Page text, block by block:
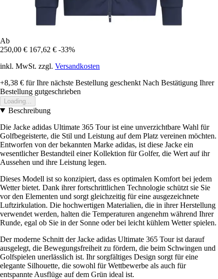
Ab
250,00 € 167,62 € -33%
inkl. MwSt. zzgl. Versandkosten
+8,38 € für Ihre nächste Bestellung geschenkt Nach Bestätigung Ihrer
Bestellung gutgeschrieben
Loading...
Beschreibung
Die Jacke adidas Ultimate 365 Tour ist eine unverzichtbare Wahl für
Golfbegeisterte, die Stil und Leistung auf dem Platz vereinen möchten.
Entworfen von der bekannten Marke adidas, ist diese Jacke ein
wesentlicher Bestandteil einer Kollektion für Golfer, die Wert auf ihr
Aussehen und ihre Leistung legen.
Dieses Modell ist so konzipiert, dass es optimalen Komfort bei jedem
Wetter bietet. Dank ihrer fortschrittlichen Technologie schützt sie Sie
vor den Elementen und sorgt gleichzeitig für eine ausgezeichnete
Luftzirkulation. Die hochwertigen Materialien, die in ihrer Herstellung
verwendet werden, halten die Temperaturen angenehm während Ihrer
Runde, egal ob Sie in der Sonne oder bei leicht kühlem Wetter spielen.
Der moderne Schnitt der Jacke adidas Ultimate 365 Tour ist darauf
ausgelegt, die Bewegungsfreiheit zu fördern, die beim Schwingen und
Golfspielen unerlässlich ist. Ihr sorgfältiges Design sorgt für eine
elegante Silhouette, die sowohl für Wettbewerbe als auch für
entspannte Ausflüge auf dem Grün ideal ist.